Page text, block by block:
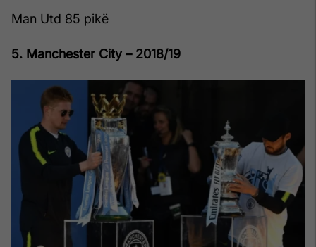
Man Utd 85 pikë
5. Manchester City – 2018/19